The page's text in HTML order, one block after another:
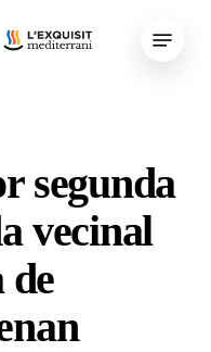
segunda
vecinal
de